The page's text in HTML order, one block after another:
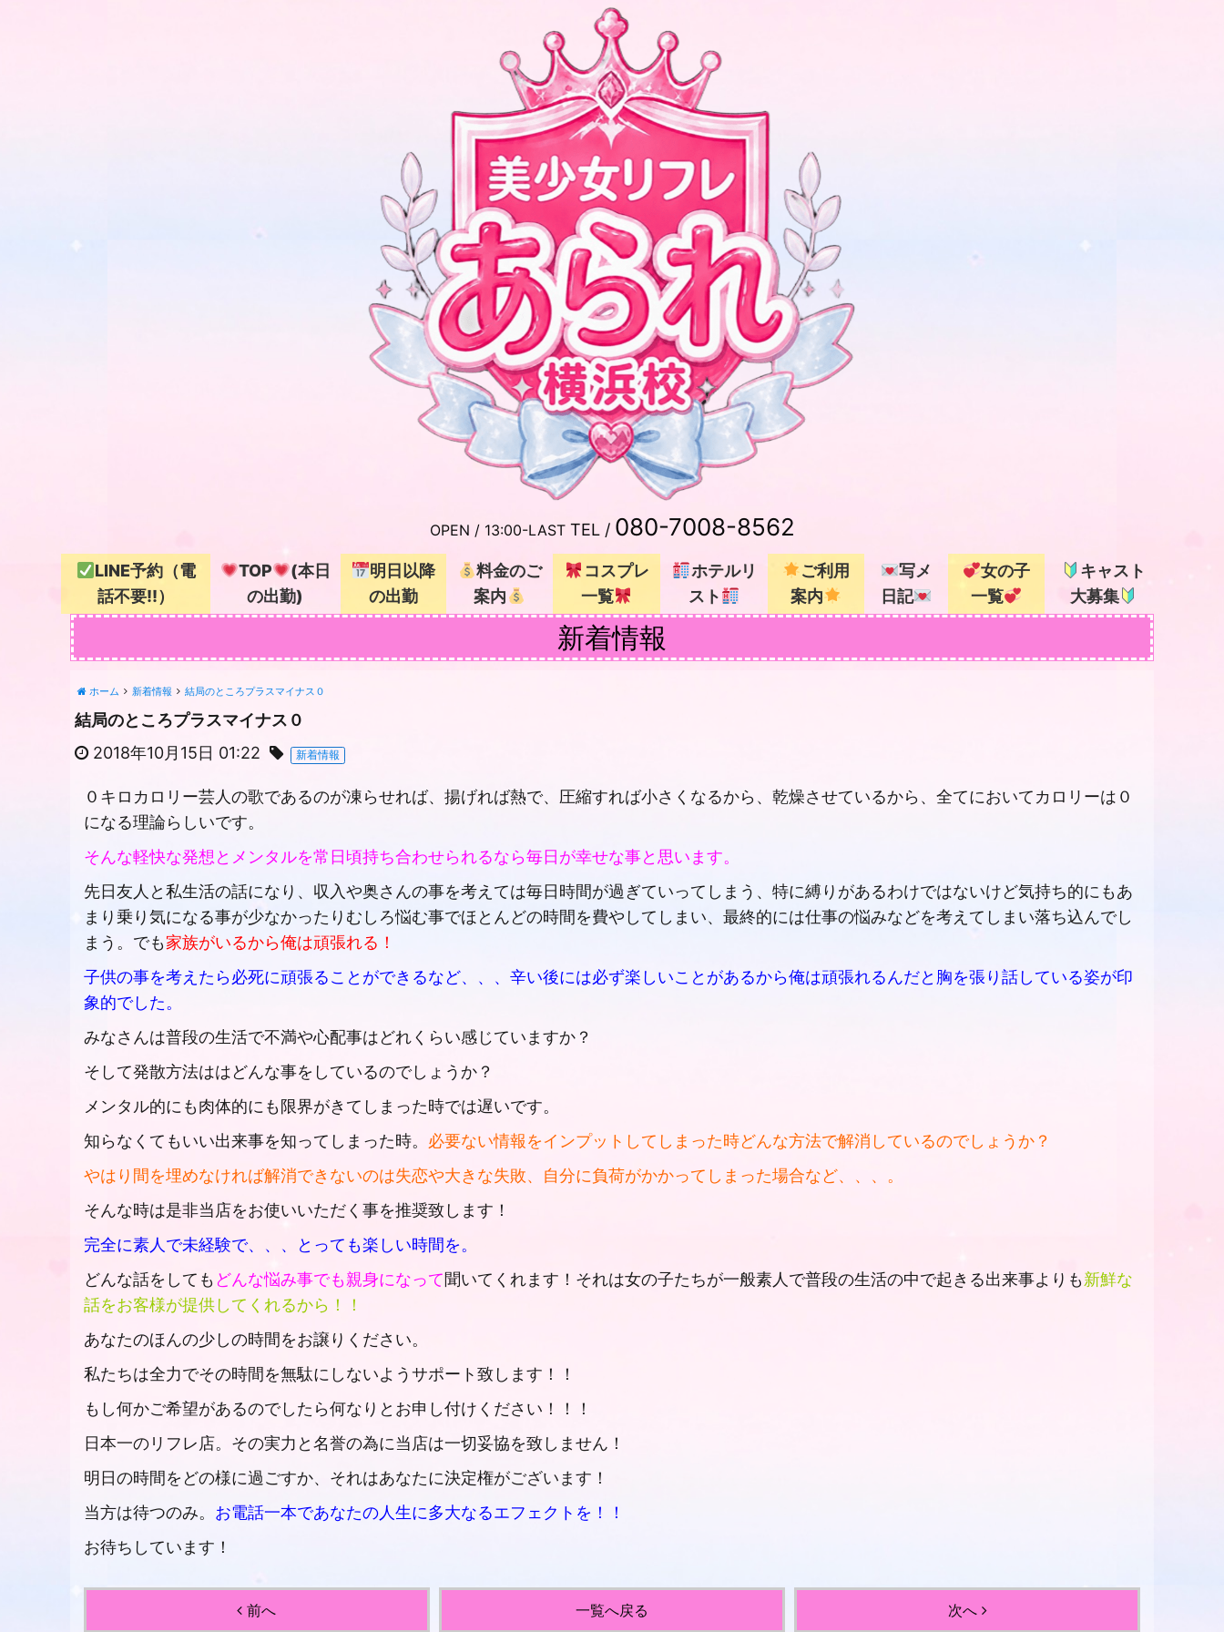
OPEN / 13:00-LAST TEL / 080-7008-8562
LINE予約（電
話不要!!）
TOP
(本日
の出勤)
明日以降
の出勤
料金のご
案内
コスプレ
一覧
ホテルリ
スト
ご利用
案内
写メ
日記
女の子
一覧
キャスト
大募集
新着情報
ホーム 新着情報 結局のところプラスマイナス０
結局のところプラスマイナス０
2018年10月15日 01:22
新着情報
０キロカロリー芸人の歌であるのが凍らせれば、揚げれば熱で、圧縮すれば小さくなるから、乾燥させているから、全てにおいてカロリーは０
になる理論らしいです。
そんな軽快な発想とメンタルを常日頃持ち合わせられるなら毎日が幸せな事と思います。
先日友人と私生活の話になり、収入や奥さんの事を考えては毎日時間が過ぎていってしまう、特に縛りがあるわけではないけど気持ち的にもあ
まり乗り気になる事が少なかったりむしろ悩む事でほとんどの時間を費やしてしまい、最終的には仕事の悩みなどを考えてしまい落ち込んでし
まう。でも家族がいるから俺は頑張れる！
子供の事を考えたら必死に頑張ることができるなど、、、辛い後には必ず楽しいことがあるから俺は頑張れるんだと胸を張り話している姿が印
象的でした。
みなさんは普段の生活で不満や心配事はどれくらい感じていますか？
そして発散方法ははどんな事をしているのでしょうか？
メンタル的にも肉体的にも限界がきてしまった時では遅いです。
知らなくてもいい出来事を知ってしまった時。 必要ない情報をインプットしてしまった時どんな方法で解消しているのでしょうか？
やはり間を埋めなければ解消できないのは失恋や大きな失敗、自分に負荷がかかってしまった場合など、、、。
そんな時は是非当店をお使いいただく事を推奨致します！
完全に素人で未経験で、、、とっても楽しい時間を。
どんな話をしても どんな悩み事でも親身になって聞いてくれます！それは女の子たちが一般素人で普段の生活の中で起きる出来事よりも新鮮な
話をお客様が提供してくれるから！！
あなたのほんの少しの時間をお譲りください。
私たちは全力でその時間を無駄にしないようサポート致します！！
もし何かご希望があるのでしたら何なりとお申し付けください！！！
日本一のリフレ店。その実力と名誉の為に当店は一切妥協を致しません！
明日の時間をどの様に過ごすか、それはあなたに決定権がございます！
当方は待つのみ。 お電話一本であなたの人生に多大なるエフェクトを！！
お待ちしています！
前へ 一覧へ戻る 次へ